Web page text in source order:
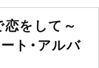
をして～
ト・アルバ